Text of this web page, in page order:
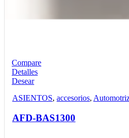
Compare
Detalles
Desear
ASIENTOS, accesorios,
AFD-BAS1300